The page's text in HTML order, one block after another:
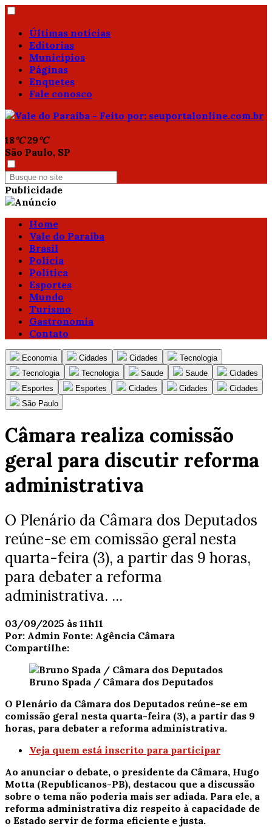
Últimas notícias
Editorias
Municípios
Páginas
Enquetes
Fale conosco
18°C 29°C
São Paulo, SP
Publicidade
Home
Vale do Paraíba
Brasil
Polícia
Política
Esportes
Mundo
Turismo
Gastronomia
Contato
Economia Cidades Cidades
Tecnologia
Tecnologia
Tecnologia Saude Saude
Cidades
Esportes
Esportes Cidades Cidades
Cidades
São Paulo
Câmara realiza comissão
geral para discutir reforma
administrativa
O Plenário da Câmara dos Deputados
reúne-se em comissão geral nesta
quarta-feira (3), a partir das 9 horas,
para debater a reforma
administrativa. ...
03/09/2025 às 11h11
Por: Admin Fonte: Agência Câmara
Compartilhe:
Bruno Spada / Câmara dos Deputados
O Plenário da Câmara dos Deputados reúne-se em
comissão geral nesta quarta-feira (3), a partir das 9
horas, para debater a reforma administrativa.
Veja quem está inscrito para participar
Ao anunciar o debate, o presidente da Câmara, Hugo
Motta (Republicanos-PB), destacou que a discussão
sobre o tema não poderia mais ser adiada. Para ele, a
reforma administrativa diz respeito à capacidade de
o Estado servir de forma eficiente e justa.